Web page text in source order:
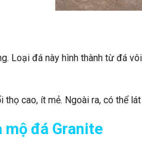
Loại đá này hình thành từ đá
cao, ít mẻ. Ngoài ra, có thể
mộ đá Granite